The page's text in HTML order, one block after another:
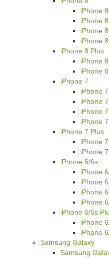
iPhone
iPhone
iPhone
iPhone
iPhone 8 Plus
iPhone
iPhone
iPhone 7
iPhone
iPhone
iPhone
iPhone
iPhone 7 Plus
iPhone
iPhone
iPhone 6/6s
iPhone
iPhone
iPhone
iPhone
iPhone 6/6s
iPhone
iPhone
Samsung Galaxy
Samsung